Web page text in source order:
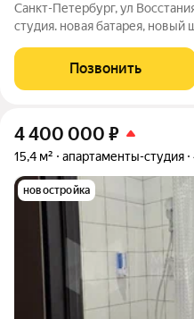
Санкт-Петербург, ул
студия. новая батарея, новый
вокзал, альтернатива зарубеж
Позвонить
4 400 000 ₽
15,4 м² апартаменты-студия
новостройка